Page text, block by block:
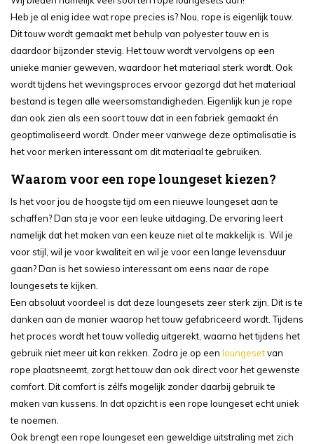
Heb je al enig idee wat rope precies is? Nou, rope is eigenlijk touw.
Dit touw wordt gemaakt met behulp van polyester touw en is
daardoor bijzonder stevig. Het touw wordt vervolgens op een
unieke manier geweven, waardoor het materiaal sterk wordt. Ook
wordt tijdens het wevingsproces ervoor gezorgd dat het materiaal
bestand is tegen alle weersomstandigheden. Eigenlijk kun je rope
dan ook zien als een soort touw dat in een fabriek gemaakt én
geoptimaliseerd wordt. Onder meer vanwege deze optimalisatie is
het voor merken interessant om dit materiaal te gebruiken.
Waarom voor een rope loungeset kiezen?
Is het voor jou de hoogste tijd om een nieuwe loungeset aan te
schaffen? Dan sta je voor een leuke uitdaging. De ervaring leert
namelijk dat het maken van een keuze niet al te makkelijk is. Wil je
voor stijl, wil je voor kwaliteit en wil je voor een lange levensduur
gaan? Dan is het sowieso interessant om eens naar de rope
loungesets te kijken.
Een absoluut voordeel is dat deze loungesets zeer sterk zijn. Dit is te
danken aan de manier waarop het touw gefabriceerd wordt. Tijdens
het proces wordt het touw volledig uitgerekt, waarna het tijdens het
gebruik niet meer uit kan rekken. Zodra je op een loungesetvan
rope plaatsneemt, zorgt het touw dan ook direct voor het gewenste
comfort. Dit comfort is zélfs mogelijk zonder daarbij gebruik te
maken van kussens. In dat opzicht is een rope loungeset echt uniek
te noemen.
Ook brengt een rope loungeset een geweldige uitstraling met zich